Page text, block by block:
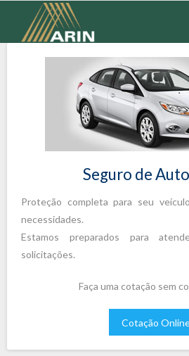
SEGUROS
FINANCEIROS
COTAÇÃO
Seguro de
Proteção completa para seu
necessidades.
Estamos preparados para
solicitações.
Faça uma cotação sem
Cotação